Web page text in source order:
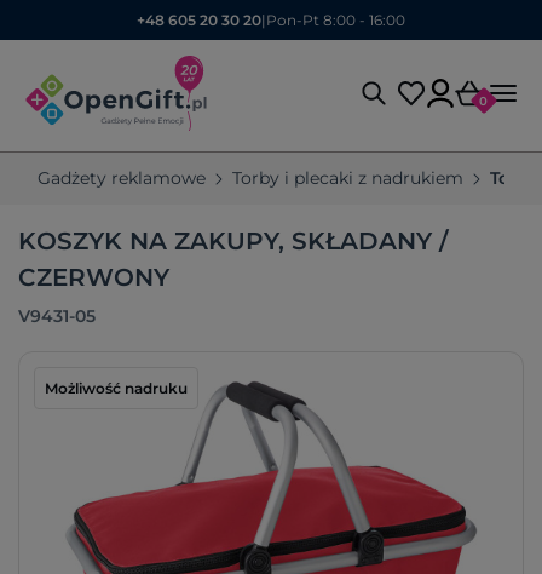
+48 605 20 30 20| Pon-Pt 8:00 - 16:00
0
Gadżety reklamowe Torby i plecaki z nadrukiem
KOSZYK NA ZAKUPY, SKŁADANY /
CZERWONY
V9431-05
Możliwość nadruku